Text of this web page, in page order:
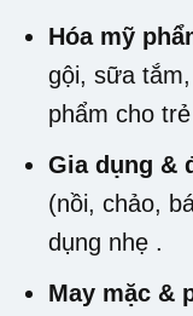
Hóa mỹ
gội, sữa
phẩm cho
Gia dụng &
(nồi, chảo,
dụng nhẹ .
May mặc &